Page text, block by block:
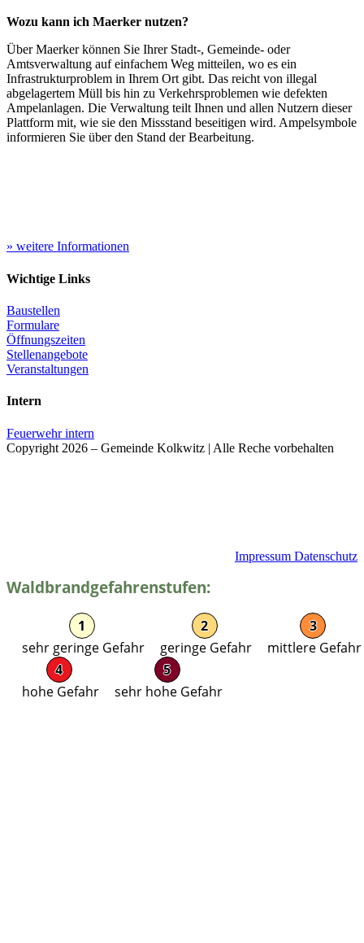
Wozu kann ich Maerker nutzen?
Über Maerker können Sie Ihrer Stadt-, Gemeinde- oder
Amtsverwaltung auf einfachem Weg mitteilen, wo es ein
Infrastrukturproblem in Ihrem Ort gibt. Das reicht von illegal
abgelagertem Müll bis hin zu Verkehrsproblemen wie defekten
Ampelanlagen. Die Verwaltung teilt Ihnen und allen Nutzern dieser
Plattform mit, wie sie den Missstand beseitigen wird. Ampelsymbole
informieren Sie über den Stand der Bearbeitung.
» weitere Informationen
Wichtige Links
Baustellen
Formulare
Öffnungszeiten
Stellenangebote
Veranstaltungen
Intern
Feuerwehr intern
Copyright 2026 – Gemeinde Kolkwitz | Alle Reche vorbehalten
Impressum Datenschutz